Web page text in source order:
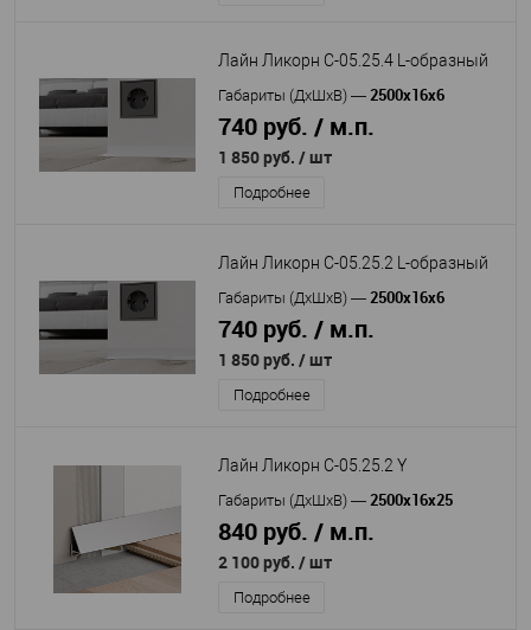
Лайн Ликорн С-05.25.4 L-образный
Габариты (ДхШхВ) — 2500х16х6
740 руб. / м.п.
1 850 руб. / шт
Подробнее
Лайн Ликорн С-05.25.2 L-образный
Габариты (ДхШхВ) — 2500х16х6
740 руб. / м.п.
1 850 руб. / шт
Подробнее
Лайн Ликорн С-05.25.2 Y
Габариты (ДхШхВ) — 2500х16х25
840 руб. / м.п.
2 100 руб. / шт
Подробнее